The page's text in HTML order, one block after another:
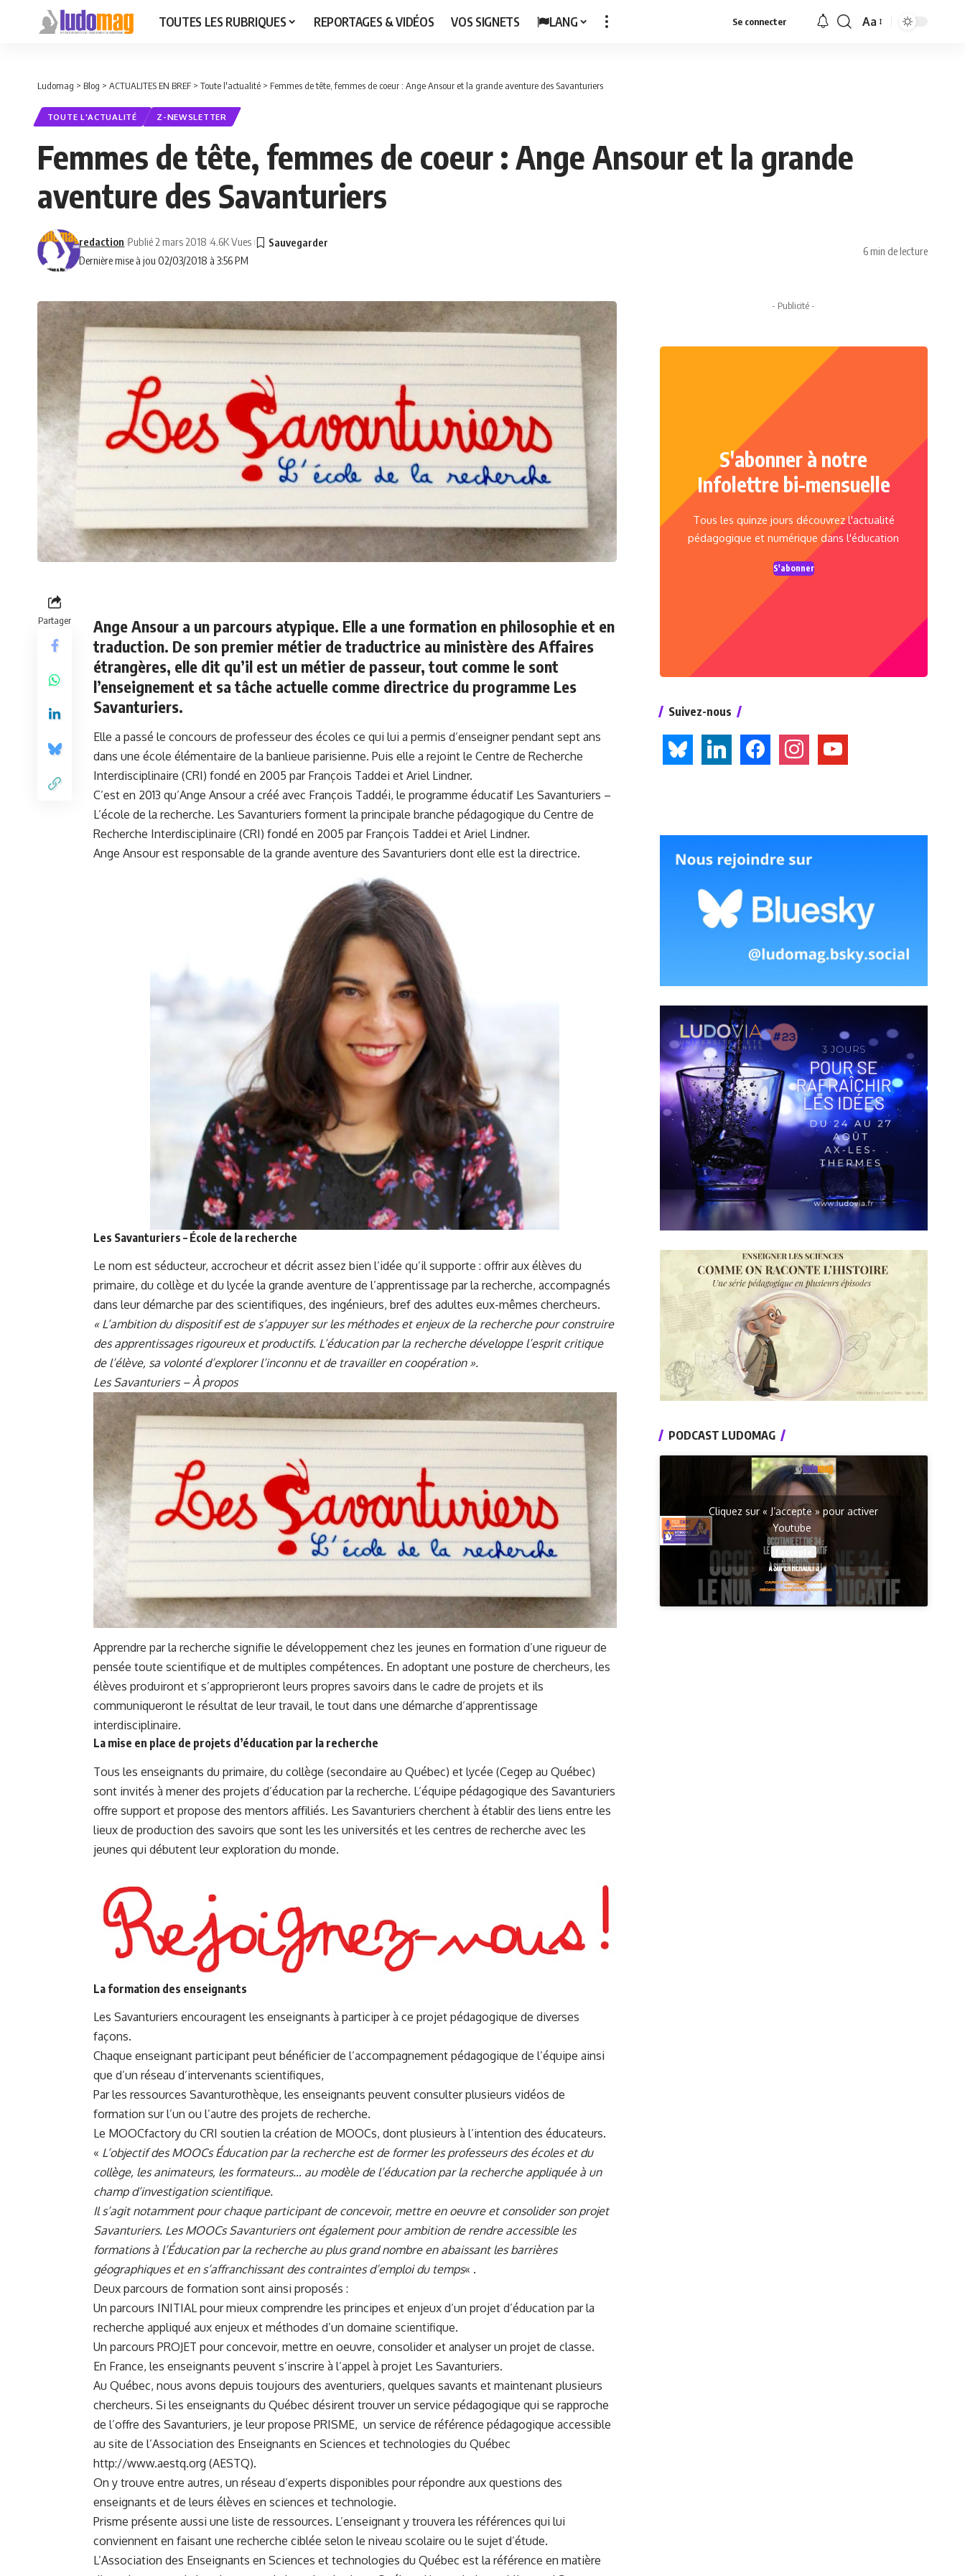
TOUTES LES RUBRIQUES REPORTAGES & VIDÉOS VOS SIGNETS LANG Se connecter
Font
Aa
Ludomag > Blog > ACTUALITES EN BREF > Toute l'actualité > Femmes de tête, femmes de coeur : Ange Ansour et la grande aventure des Savanturiers
TOUTE L'ACTUALITÉ Z-NEWSLETTER
Femmes de tête, femmes de coeur : Ange Ansour et la grande
aventure des Savanturiers
Dernière mise à jou 02/03/2018 à 3:56 PM
redaction Publié 2 mars 2018 4.6K Vues
6 min de lecture
Partager
Ange Ansour a un parcours atypique. Elle a une formation en philosophie et en
traduction. De son premier métier de traductrice au ministère des Affaires
étrangères, elle dit qu’il est un métier de passeur, tout comme le sont
l’enseignement et sa tâche actuelle comme directrice du programme Les
Savanturiers.
Elle a passé le concours de professeur des écoles ce qui lui a permis d’enseigner pendant sept ans
dans une école élémentaire de la banlieue parisienne. Puis elle a rejoint le Centre de Recherche
Interdisciplinaire (CRI) fondé en 2005 par François Taddei et Ariel Lindner.
C’est en 2013 qu’Ange Ansour a créé avec François Taddéi, le programme éducatif Les Savanturiers –
L’école de la recherche. Les Savanturiers forment la principale branche pédagogique du Centre de
Recherche Interdisciplinaire (CRI) fondé en 2005 par François Taddei et Ariel Lindner.
Ange Ansour est responsable de la grande aventure des Savanturiers dont elle est la directrice.
Les Savanturiers – École de la recherche
Le nom est séducteur, accrocheur et décrit assez bien l’idée qu’il supporte : offrir aux élèves du
primaire, du collège et du lycée la grande aventure de l’apprentissage par la recherche, accompagnés
dans leur démarche par des scientifiques, des ingénieurs, bref des adultes eux-mêmes chercheurs.
« L’ambition du dispositif est de s’appuyer sur les méthodes et enjeux de la recherche pour construire
des apprentissages rigoureux et productifs. L’éducation par la recherche développe l’esprit critique
de l’élève, sa volonté d’explorer l’inconnu et de travailler en coopération ».
Les Savanturiers – À propos
Apprendre par la recherche signifie le développement chez les jeunes en formation d’une rigueur de
pensée toute scientifique et de multiples compétences. En adoptant une posture de chercheurs, les
élèves produiront et s’approprieront leurs propres savoirs dans le cadre de projets et ils
communiqueront le résultat de leur travail, le tout dans une démarche d’apprentissage
interdisciplinaire.
La mise en place de projets d’éducation par la recherche
Tous les enseignants du primaire, du collège (secondaire au Québec) et lycée (Cegep au Québec)
sont invités à mener des projets d’éducation par la recherche. L’équipe pédagogique des Savanturiers
offre support et propose des mentors affiliés. Les Savanturiers cherchent à établir des liens entre les
lieux de production des savoirs que sont les les universités et les centres de recherche avec les
jeunes qui débutent leur exploration du monde.
La formation des enseignants
Les Savanturiers encouragent les enseignants à participer à ce projet pédagogique de diverses
façons.
Chaque enseignant participant peut bénéficier de l’accompagnement pédagogique de l’équipe ainsi
que d’un réseau d’intervenants scientifiques,
Parles ressources Savanturothèque, les enseignants peuvent consulter plusieurs vidéos de
formation sur l’un ou l’autre des projets de recherche.
Le MOOCfactory du CRI soutien la création de MOOCs, dont plusieurs à l’intention des éducateurs.
« L’objectif des MOOCs Éducation par la recherche est de former les professeurs des écoles et du
collège, les animateurs, les formateurs… au modèle de l’éducation par la recherche appliquée à un
champ d’investigation scientifique.
Il s’agit notamment pour chaque participant de concevoir, mettre en oeuvre et consolider son projet
Savanturiers. LesMOOCs Savanturiersont également pour ambition de rendre accessible les
formations à l’Éducation par la recherche au plus grand nombre en abaissant les barrières
géographiques et en s’affranchissant des contraintes d’emploi du temps« .
Deux parcours de formation sont ainsi proposés :
Un parcours INITIAL pour mieux comprendre les principes et enjeux d’un projet d’éducation par la
recherche appliqué aux enjeux et méthodes d’un domaine scientifique.
Un parcours PROJET pour concevoir, mettre en oeuvre, consolider et analyser un projet de classe.
En France, les enseignants peuvent s’inscrire à l’appel à projet Les Savanturiers.
Au Québec, nous avons depuis toujours des aventuriers, quelques savants et maintenant plusieurs
chercheurs. Si les enseignants du Québec désirent trouver un service pédagogique qui se rapproche
de l’offre des Savanturiers, je leur propose PRISME, un service de référence pédagogique accessible
au site de l’Association des Enseignants en Sciences et technologies du Québec
http://www.aestq.org (AESTQ).
On y trouve entre autres, un réseau d’experts disponibles pour répondre aux questions des
enseignants et de leurs élèves en sciences et technologie.
Prisme présente aussi une liste de ressources. L’enseignant y trouvera les références qui lui
conviennent en faisant une recherche ciblée selon le niveau scolaire ou le sujet d’étude.
L’Association des Enseignants en Sciences et technologies du Québec est la référence en matière
- Publicité -
S'abonner à notre
Infolettre bi-mensuelle
Tous les quinze jours découvrez l'actualité
pédagogique et numérique dans l'éducation
S'abonner
Suivez-nous
bluesky linkedin facebookinstagramyoutube
PODCAST LUDOMAG
Cliquez sur « J’accepte » pour activer
Youtube